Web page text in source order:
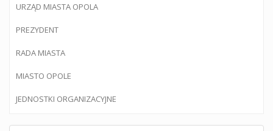
URZĄD MIASTA OPOLA
PREZYDENT
RADA MIASTA
MIASTO OPOLE
JEDNOSTKI ORGANIZACYJNE